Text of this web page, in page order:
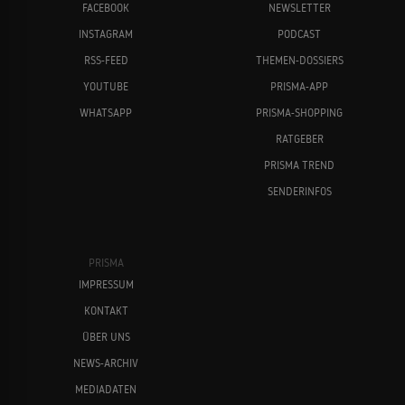
FACEBOOK
INSTAGRAM
RSS-FEED
YOUTUBE
WHATSAPP
NEWSLETTER
PODCAST
THEMEN-DOSSIERS
PRISMA-APP
PRISMA-SHOPPING
RATGEBER
PRISMA TREND
SENDERINFOS
PRISMA
IMPRESSUM
KONTAKT
ÜBER UNS
NEWS-ARCHIV
MEDIADATEN